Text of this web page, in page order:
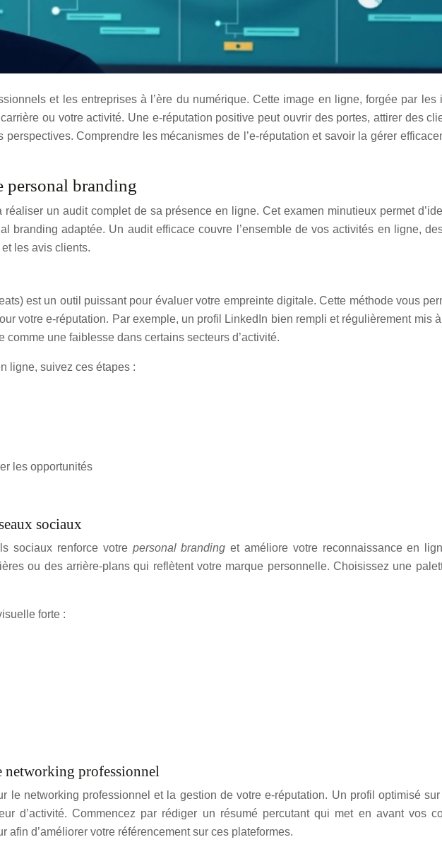
et les entreprises à l’ère du numérique. Cette image en ligne, forgée par
ou votre activité. Une e-réputation positive peut ouvrir des portes, attirer des
Comprendre les mécanismes de l’e-réputation et savoir la gérer
personal branding
un audit complet de sa présence en ligne. Cet examen minutieux permet
branding adaptée. Un audit efficace couvre l’ensemble de vos activités en ligne,
les avis clients.
est un outil puissant pour évaluer votre empreinte digitale. Cette méthode vous
votre e-réputation. Par exemple, un profil LinkedIn bien rempli et régulièrement mis
une faiblesse dans certains secteurs d’activité.
ligne, suivez ces étapes :
les opportunités
sociaux
sociaux renforce votre personal brandinget améliore votre reconnaissance en
ou des arrière-plans qui reflètent votre marque personnelle. Choisissez une
forte :
professionnel
le networking professionnel et la gestion de votre e-réputation. Un profil optimisé
d’activité. Commencez par rédiger un résumé percutant qui met en avant vos
d’améliorer votre référencement sur ces plateformes.